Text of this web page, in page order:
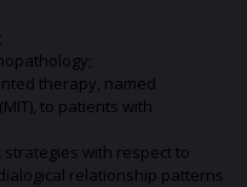
therapy, named
to patients with
with respect to
relationship patterns